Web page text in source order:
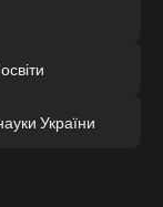
України